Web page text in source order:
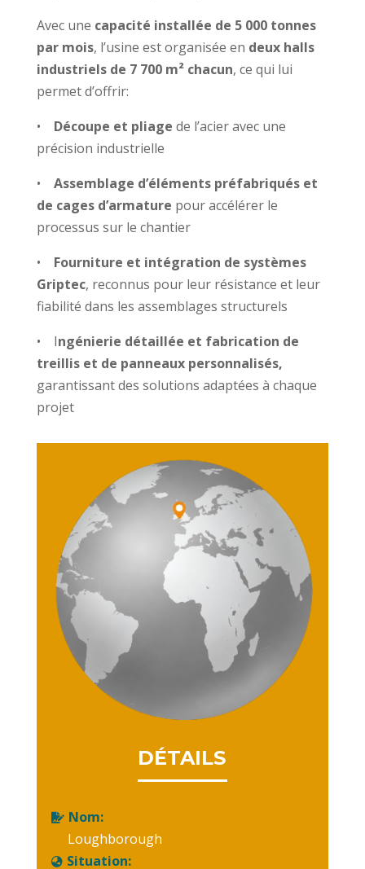
Avec une capacité installée de 5 000 tonnes
par mois, l’usine est organisée en deux halls
industriels de 7 700 m² chacun, ce qui lui
permet d’offrir:
•
Découpe et pliage de l’acier avec une
précision industrielle
• Assemblage d’éléments préfabriqués et
de cages d’armature pour accélérer le
processus sur le chantier
• Fourniture et intégration de systèmes
Griptec, reconnus pour leur résistance et leur
fiabilité dans les assemblages structurels
• Ingénierie détaillée et fabrication de
treillis et de panneaux personnalisés,
garantissant des solutions adaptées à chaque
projet
DÉTAILS
 Nom:
Loughborough
 Situation: